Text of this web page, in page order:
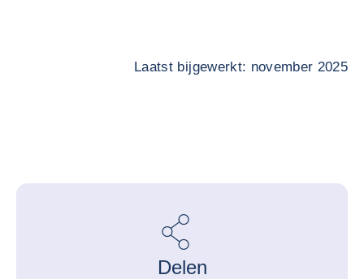
Laatst bijgewerkt: november 2025
Delen